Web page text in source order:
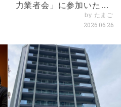
力業者会」に参加いたし
by たまご
2026.06.26